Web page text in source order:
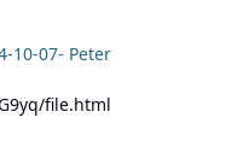
10-07- Peter
file.html